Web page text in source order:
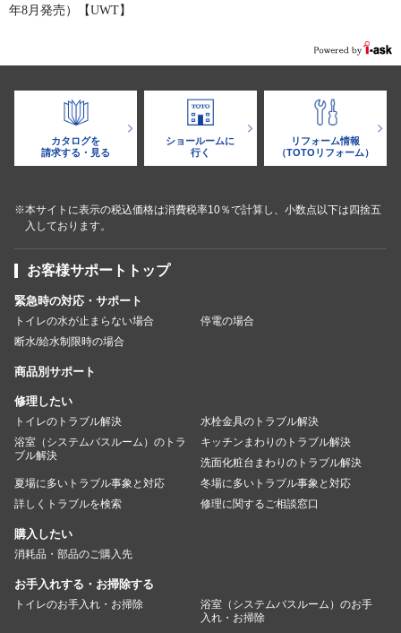
年8月発売）【UWT】
カタログを
請求する・見る
ショールームに
行く
リフォーム情報
（TOTOリフォーム）
※本サイトに表示の税込価格は消費税率10％で計算し、小数点以下は四捨五
入しております。
お客様サポートトップ
緊急時の対応・サポート
トイレの水が止まらない場合
停電の場合
断水/給水制限時の場合
商品別サポート
修理したい
トイレのトラブル解決
水栓金具のトラブル解決
浴室（システムバスルーム）のトラ
ブル解決
キッチンまわりのトラブル解決
洗面化粧台まわりのトラブル解決
夏場に多いトラブル事象と対応
冬場に多いトラブル事象と対応
詳しくトラブルを検索
修理に関するご相談窓口
購入したい
消耗品・部品のご購入先
お手入れする・お掃除する
トイレのお手入れ・お掃除
浴室（システムバスルーム）のお手
入れ・お掃除